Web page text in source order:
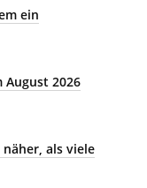
ein
August 2026
als viele